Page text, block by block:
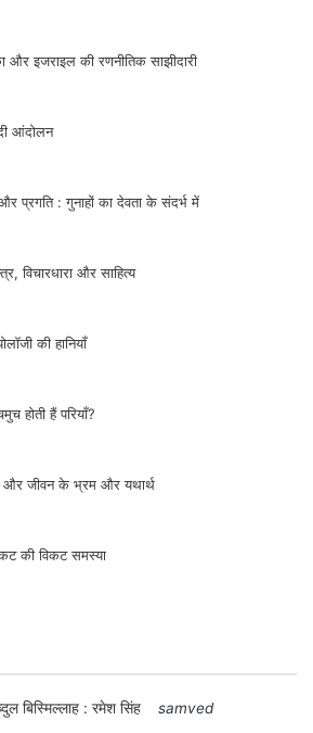
और इजराइल की रणनीतिक साझीदारी
आंदोलन
प्रगति : गुनाहों का देवता के संदर्भ में
विचारधारा और साहित्य
की हानियाँ
होती हैं परियाँ?
और जीवन के भ्रम और यथार्थ
की विकट समस्या
बिस्मिल्लाह : रमेश सिंह
samved